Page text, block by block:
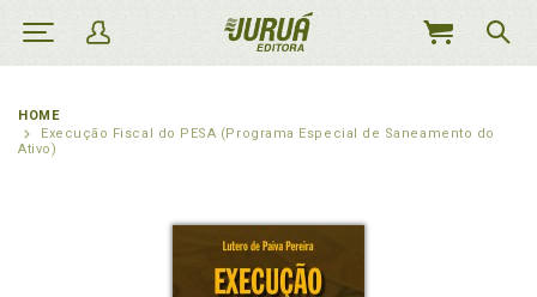
MEU
HOME
Execução Fiscal do PESA (Programa Especial de Saneamento do
Ativo)